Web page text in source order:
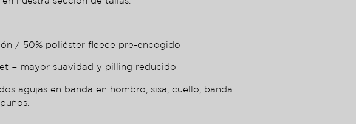
/ 50% poliéster fleece pre-encogido
= mayor suavidad y pilling reducido
agujas en banda en hombro, sisa, cuello, banda